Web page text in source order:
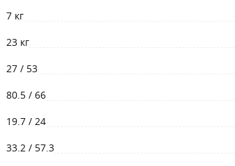
7 кг
23 кг
27 / 53
80.5 / 66
19.7 / 24
33.2 / 57.3